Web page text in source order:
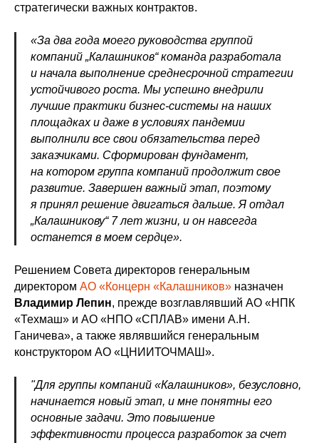
стратегически важных контрактов.
«За два года моего руководства группой
компаний „Калашников“ команда разработала
и начала выполнение среднесрочной стратегии
устойчивого роста. Мы успешно внедрили
лучшие практики бизнес-системы на наших
площадках и даже в условиях пандемии
выполнили все свои обязательства перед
заказчиками. Сформирован фундамент,
на котором группа компаний продолжит свое
развитие. Завершен важный этап, поэтому
я принял решение двигаться дальше. Я отдал
„Калашникову“ 7 лет жизни, и он навсегда
останется в моем сердце».
Решением Совета директоров генеральным
директором АО «Концерн «Калашников» назначен
Владимир Лепин, прежде возглавлявший АО «НПК
«Техмаш» и АО «НПО «СПЛАВ» имени А.Н.
Ганичева», а также являвшийся генеральным
конструктором АО «ЦНИИТОЧМАШ».
"Для группы компаний «Калашников», безусловно,
начинается новый этап, и мне понятны его
основные задачи. Это повышение
эффективности процесса разработок за счет